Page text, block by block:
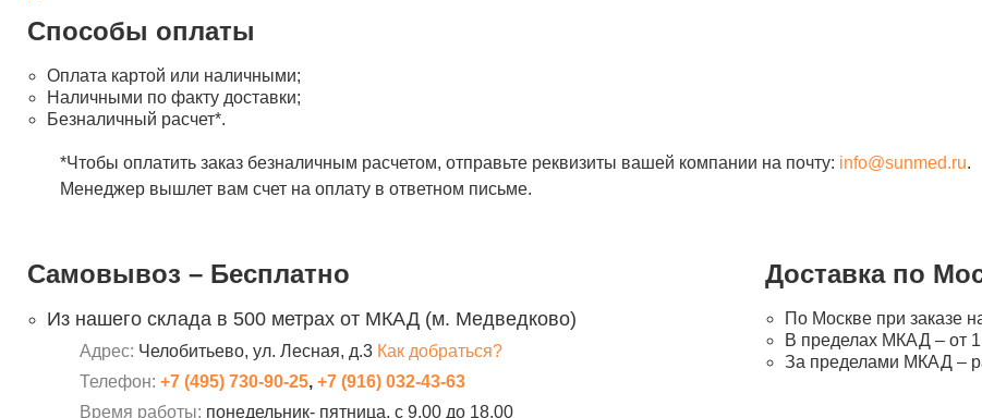
Способы оплаты
Оплата картой или наличными;
Наличными по факту доставки;
Безналичный расчет*.
*Чтобы оплатить заказ безналичным расчетом, отправьте реквизиты вашей компании на почту: info@sunmed.ru.
Менеджер вышлет вам счет на оплату в ответном письме.
Самовывоз – Бесплатно
Из нашего склада в 500 метрах от МКАД (м. Медведково)
Адрес: Челобитьево, ул. Лесная, д.3 Как добраться?
Телефон: +7 (495) 730-90-25, +7 (916) 032-43-63
Время работы: понедельник- пятница, с 9.00 до 18.00
Доставка по
По Москве при заказе
В пределах МКАД – от 1
За пределами МКАД –